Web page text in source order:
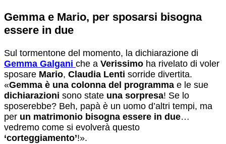
Gemma e Mario, per sposarsi bisogna
essere in due
Sul tormentone del momento, la dichiarazione di
Gemma Galgani che a Verissimo ha rivelato di voler
sposare Mario, Claudia Lenti sorride divertita.
«Gemma è una colonna del programma e le sue
dichiarazioni sono state una sorpresa! Se lo
sposerebbe? Beh, papà è un uomo d’altri tempi, ma
per un matrimonio bisogna essere in due…
vedremo come si evolverà questo
‘corteggiamento’!».